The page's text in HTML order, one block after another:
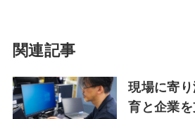
関連記事
現場に寄
育と企業